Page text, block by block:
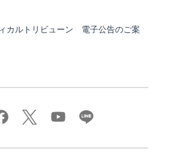
カルトリビューン 電子公告のご案